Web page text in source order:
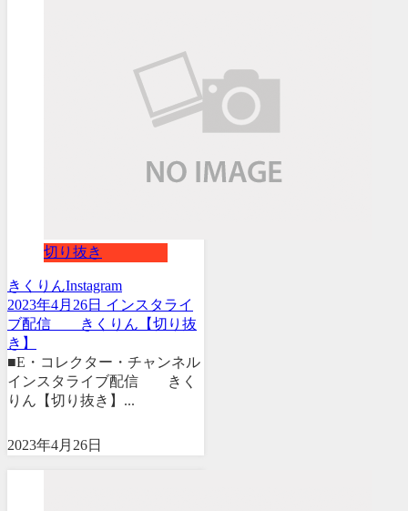
切り抜き
きくりんInstagram
2023年4月26日 インスタライ
ブ配信 きくりん【切り抜
き】
■E・コレクター・チャンネル
インスタライブ配信 きく
りん【切り抜き】...
2023年4月26日